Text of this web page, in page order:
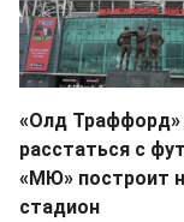
«Олд
расстаться с
«МЮ» построит
стадион